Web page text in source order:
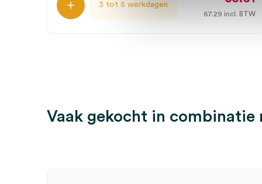
3 tot 5 werkdagen
67.29 incl. BTW
Vaak gekocht in combinatie